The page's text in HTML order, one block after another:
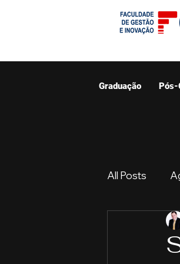
Graduação Pós-
All Posts